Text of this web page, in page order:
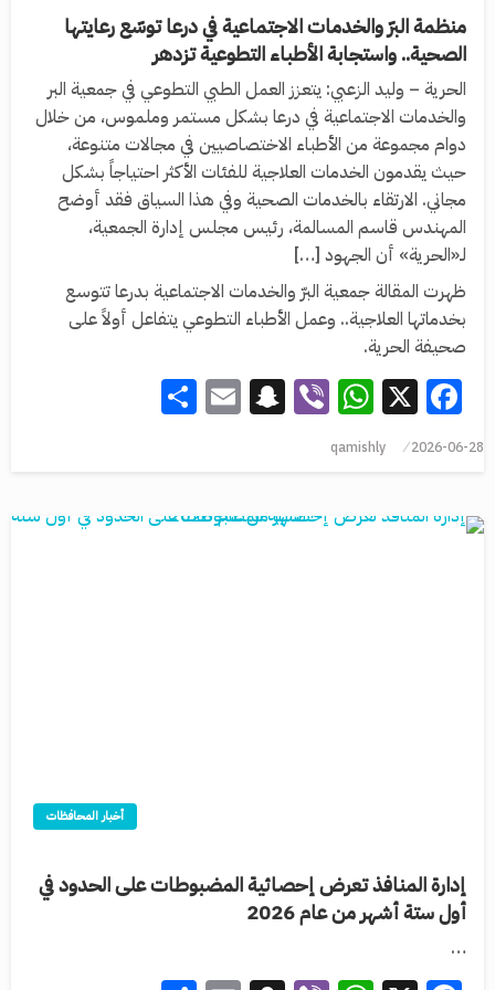
منظمة البرّ والخدمات الاجتماعية في درعا توسّع رعايتها
الصحية.. واستجابة الأطباء التطوعية تزدهر
الحرية – وليد الزعبي: يتعزز العمل الطبي التطوعي في جمعية البر
والخدمات الاجتماعية في درعا بشكل مستمر وملموس، من خلال
دوام مجموعة من الأطباء الاختصاصيين في مجالات متنوعة،
حيث يقدمون الخدمات العلاجية للفئات الأكثر احتياجاً بشكل
مجاني. الارتقاء بالخدمات الصحية وفي هذا السياق فقد أوضح
المهندس قاسم المسالمة، رئيس مجلس إدارة الجمعية،
لـ«الحرية» أن الجهود […]
ظهرت المقالة جمعية البرّ والخدمات الاجتماعية بدرعا تتوسع
بخدماتها العلاجية.. وعمل الأطباء التطوعي يتفاعل أولاً على
صحيفة الحرية.
Facebook
X
WhatsApp
Viber
Snapchat
Email
2026-06-28
qamishly
أخبار المحافظات
إدارة المنافذ تعرض إحصائية المضبوطات على الحدود في
أول ستة أشهر من عام 2026
…